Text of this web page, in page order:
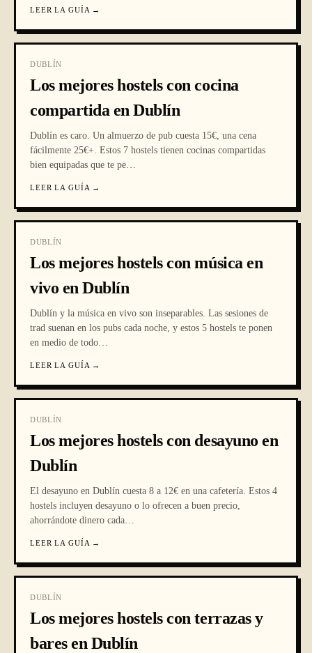
LEER LA GUÍA →
DUBLÍN
Los mejores hostels con cocina
compartida en Dublín
Dublín es caro. Un almuerzo de pub cuesta 15€, una cena
fácilmente 25€+. Estos 7 hostels tienen cocinas compartidas
bien equipadas que te pe…
LEER LA GUÍA →
DUBLÍN
Los mejores hostels con música en
vivo en Dublín
Dublín y la música en vivo son inseparables. Las sesiones de
trad suenan en los pubs cada noche, y estos 5 hostels te ponen
en medio de todo…
LEER LA GUÍA →
DUBLÍN
Los mejores hostels con desayuno en
Dublín
El desayuno en Dublín cuesta 8 a 12€ en una cafetería. Estos 4
hostels incluyen desayuno o lo ofrecen a buen precio,
ahorrándote dinero cada…
LEER LA GUÍA →
DUBLÍN
Los mejores hostels con terrazas y
bares en Dublín